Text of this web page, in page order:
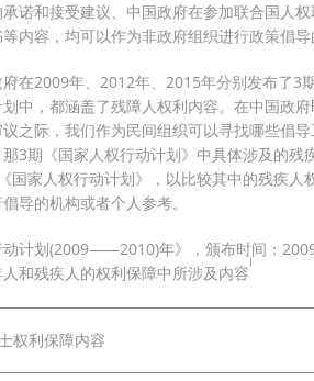
诺和接受建议、中国政府在参加联合国人
内容，均可以作为非政府组织进行政策倡导
在2009年、2012年、2015年分别发布了3
中，都涵盖了残障人权利内容。在中国政
之际，我们作为民间组织可以寻找哪些倡
3期《国家人权行动计划》中具体涉及的残
国家人权行动计划》，以比较其中的残疾人
导的机构或者个人参考。
计划(2009——2010)年》，颁布时间：
和残疾人的权利保障中所涉及内容
i
权利保障内容